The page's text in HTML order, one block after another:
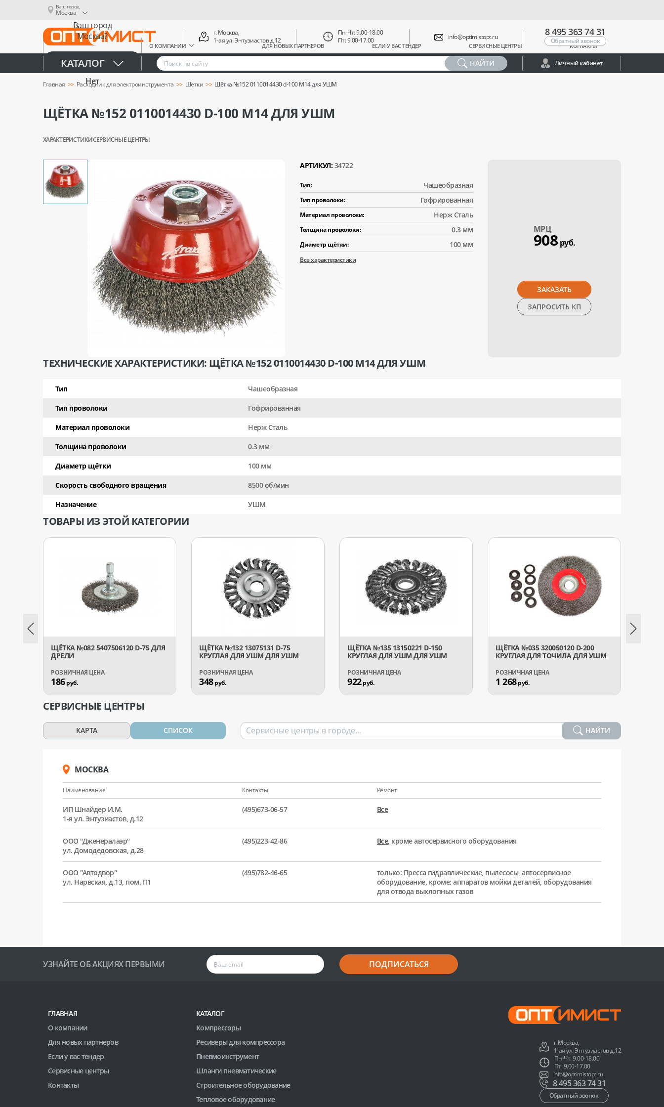
Ваш город
Москва
Ваш город
Москва?
Да
Нет
О КОМПАНИИ ДЛЯ НОВЫХ ПАРТНЕРОВ ЕСЛИ У ВАС ТЕНДЕР СЕРВИСНЫЕ ЦЕНТРЫ КОНТАКТЫ
г. Москва,
1-ая ул. Энтузиастов д.12
Пн-Чт: 9.00-18.00
Пт: 9.00-17.00
info@optimistopt.ru 8 495 363 74 31
Обратный звонок
КАТАЛОГ НАЙТИ Личный кабинет
Главная Расходник для электроинструмента Щётки Щётка №152 0110014430 d-100 M14 для УШМ
ЩЁТКА №152 0110014430 D-100 M14 ДЛЯ УШМ
ХАРАКТЕРИСТИКИСЕРВИСНЫЕ ЦЕНТРЫ
АРТИКУЛ: 34722
Тип: Чашеобразная
Тип проволоки: Гофрированная
Материал проволоки: Нерж Сталь
Толщина проволоки: 0.3 мм
Диаметр щётки: 100 мм
Все характеристики
МPЦ
908 руб.
ЗАКАЗАТЬ
ЗАПРОСИТЬ КП
ТЕХНИЧЕСКИЕ ХАРАКТЕРИСТИКИ: ЩЁТКА №152 0110014430 D-100 M14 ДЛЯ УШМ
Тип Чашеобразная
Тип проволоки Гофрированная
Материал проволоки Нерж Сталь
Толщина проволоки 0.3 мм
Диаметр щётки 100 мм
Скорость свободного вращения 8500 об/мин
Назначение УШМ
ТОВАРЫ ИЗ ЭТОЙ КАТЕГОРИИ
ЩЁТКА №082 5407506120 D-75 ДЛЯ
ДРЕЛИ
186руб.
ЩЁТКА №132 13075131 D-75
КРУГЛАЯ ДЛЯ УШМ ДЛЯ УШМ
348руб.
ЩЁТКА №135 13150221 D-150
КРУГЛАЯ ДЛЯ УШМ ДЛЯ УШМ
922руб.
ЩЁТКА №035 320050120 D-200
КРУГЛАЯ ДЛЯ ТОЧИЛА ДЛЯ УШМ
1 268руб.
СЕРВИСНЫЕ ЦЕНТРЫ
КАРТА СПИСОК НАЙТИ
МОСКВА
Наименование Контакты Ремонт
ИП Шнайдер И.М.
1-я ул. Энтузиастов, д.12
(495)673-06-57 Все
ООО "Дженералаэр"
ул. Домодедовская, д.28
(495)223-42-86 Все, кроме автосервисного оборудования
ООО "Автодвор"
ул. Нарвская, д.13, пом. П1
(495)782-46-65
только: Пресса гидравлические, пылесосы, автосервисное
оборудование, кроме: аппаратов мойки деталей, оборудования
для отвода выхлопных газов
УЗНАЙТЕ ОБ АКЦИЯХ ПЕРВЫМИ ПОДПИСАТЬСЯ
ГЛАВНАЯ
О компании
Для новых партнеров
Если у вас тендер
Сервисные центры
Контакты
КАТАЛОГ
Компрессоры
Ресиверы для компрессора
Пневмоинструмент
Шланги пневматические
Строительное оборудование
Тепловое оборудование
г. Москва,
1-ая ул. Энтузиастов д.12
Пн-Чт: 9.00-18.00
Пт: 9.00-17.00
info@optimistopt.ru
8 495 363 74 31
Обратный звонок